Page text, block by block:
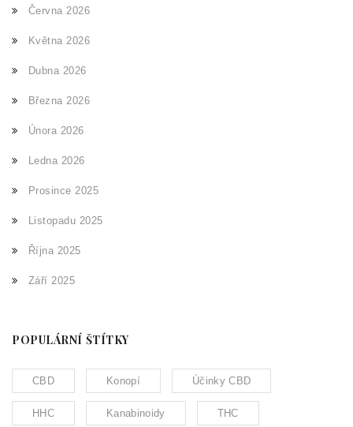
Června 2026
Května 2026
Dubna 2026
Března 2026
Února 2026
Ledna 2026
Prosince 2025
Listopadu 2025
Října 2025
Září 2025
POPULÁRNÍ ŠTÍTKY
CBD Konopí Účinky CBD
HHC Kanabinoidy THC